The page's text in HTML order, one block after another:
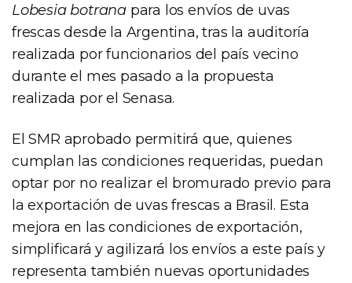
Lobesia botrana para los envíos de uvas
frescas desde la Argentina, tras la auditoría
realizada por funcionarios del país vecino
durante el mes pasado a la propuesta
realizada por el Senasa.
El SMR aprobado permitirá que, quienes
cumplan las condiciones requeridas, puedan
optar por no realizar el bromurado previo para
la exportación de uvas frescas a Brasil. Esta
mejora en las condiciones de exportación,
simplificará y agilizará los envíos a este país y
representa también nuevas oportunidades